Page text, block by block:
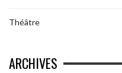
Théâtre
ARCHIVES